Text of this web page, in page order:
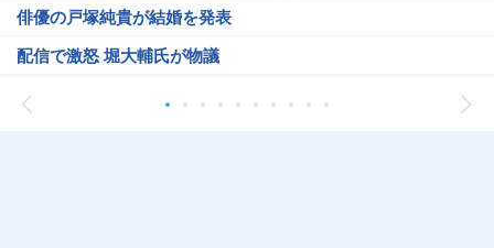
俳優の戸塚純貴が結婚を発表
配信で激怒 堀大輔氏が物議